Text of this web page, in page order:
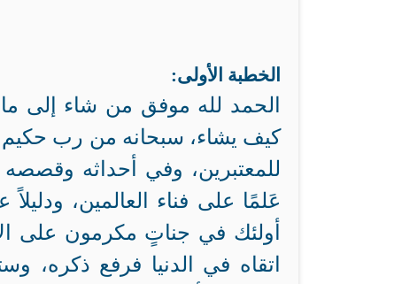
الخطبة الأولى:
الحمد لله موفق من شاء إلى
كيف يشاء، سبحانه من رب حكيم
للمعتبرين، وفي أحداثه وقصصه
عَلمًا على فناء العالمين،
أولئك في جناتٍ مكرمون على
اتقاه في الدنيا فرفع ذكره،